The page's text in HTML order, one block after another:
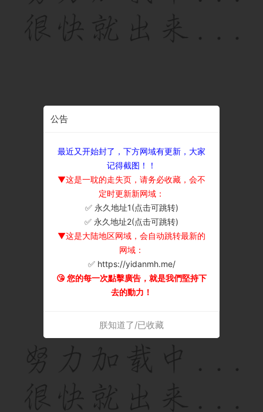
公告
最近又开始封了，下方网域有更新，大家
记得截图！！
▼这是一耽的走失页，请务必收藏，会不
定时更新新网域：
✅ 永久地址1(点击可跳转)
✅ 永久地址2(点击可跳转)
▼这是大陆地区网域，会自动跳转最新的
网域：
✅ https://yidanmh.me/
😘 您的每一次點擊廣告，就是我們堅持下
去的動力！
朕知道了/已收藏